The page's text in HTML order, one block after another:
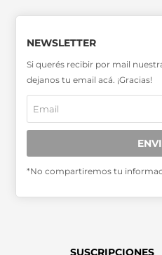
SABER MÁS >>
OTRAS
Entidades Periodísticas
ADEPA
SUSCRIPCIONES
NEWSLETTER
Si querés recibir por mail
dejanos tu email acá. ¡Gracias!
*No compartiremos tu